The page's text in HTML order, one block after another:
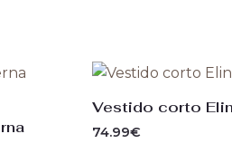
Vestido corto
74.99€